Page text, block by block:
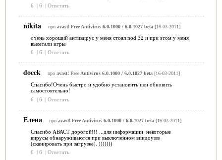
6
| 6 | Ответить
nikita про avast! Free Antivirus 6.0.1000 / 6.0.1027 beta[16-03-2011]
очень хороший антивирус у меня стоял nod 32 и при этом у меня
вылетали игры
6
| 6 | Ответить
docck про avast! Free Antivirus 6.0.1000 / 6.0.1027 beta[16-03-2011]
Спасибо!Очень быстро и удобно установить или обновить
самостоятельно!
6
| 6 | Ответить
Елена про avast! Free Antivirus 6.0.1000 / 6.0.1027 beta[16-03-2011]
Спасибо АВАСТ дорогой!!! ...для информации: некоторые
вирусы обнаруживаются при выключенном виндоуззз
(сканировать при загрузке). )))))))
6
| 6 | Ответить